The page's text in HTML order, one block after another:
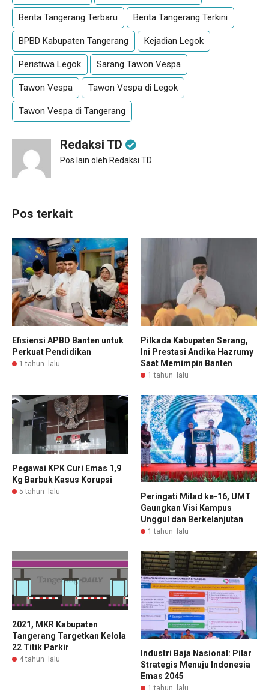
Berita Tangerang Terbaru Berita Tangerang Terkini
BPBD Kabupaten Tangerang Kejadian Legok
Peristiwa Legok Sarang Tawon Vespa
Tawon Vespa Tawon Vespa di Legok
Tawon Vespa di Tangerang
Redaksi TD
Pos lain oleh Redaksi TD
Pos terkait
Efisiensi APBD Banten untuk
Perkuat Pendidikan
1 tahun lalu
Pilkada Kabupaten Serang,
Ini Prestasi Andika Hazrumy
Saat Memimpin Banten
1 tahun lalu
Pegawai KPK Curi Emas 1,9
Kg Barbuk Kasus Korupsi
5 tahun lalu
Peringati Milad ke-16, UMT
Gaungkan Visi Kampus
Unggul dan Berkelanjutan
1 tahun lalu
2021, MKR Kabupaten
Tangerang Targetkan Kelola
22 Titik Parkir
4 tahun lalu
Industri Baja Nasional: Pilar
Strategis Menuju Indonesia
Emas 2045
1 tahun lalu